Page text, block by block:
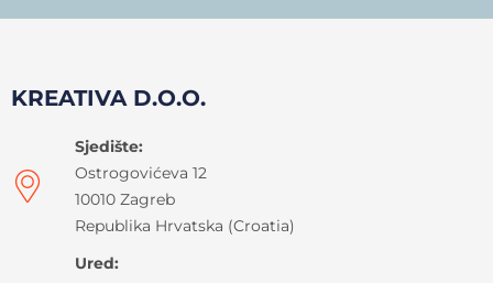
KREATIVA D.O.O.
Sjedište:
Ostrogovićeva 12
10010 Zagreb
Republika Hrvatska (Croatia)
Ured: